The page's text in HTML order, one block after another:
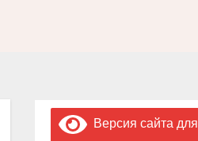
Версия сайта для